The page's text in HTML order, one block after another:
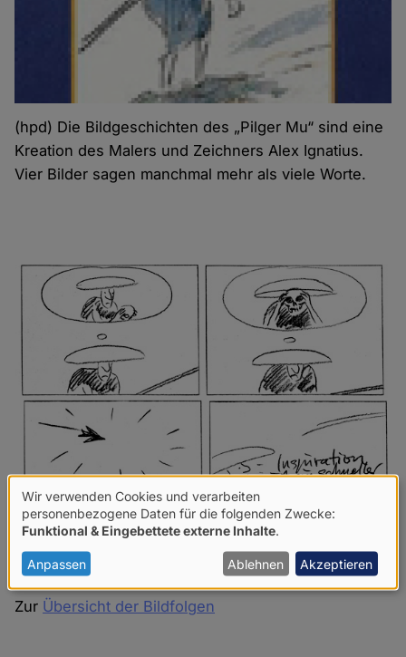
(hpd) Die Bildgeschichten des „Pilger Mu“ sind eine
Kreation des Malers und Zeichners Alex Ignatius.
Vier Bilder sagen manchmal mehr als viele Worte.
Zur Übersicht der Bildfolgen
Verwendung
von
personenbezogenen
Daten
und
Wir verwenden Cookies und verarbeiten
personenbezogene Daten für die folgenden Zwecke:
Funktional & Eingebettete externe Inhalte.
Anpassen Ablehnen Akzeptieren